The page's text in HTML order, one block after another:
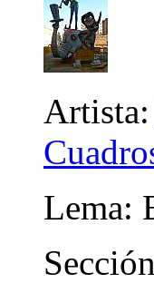
Artista:
Lema: